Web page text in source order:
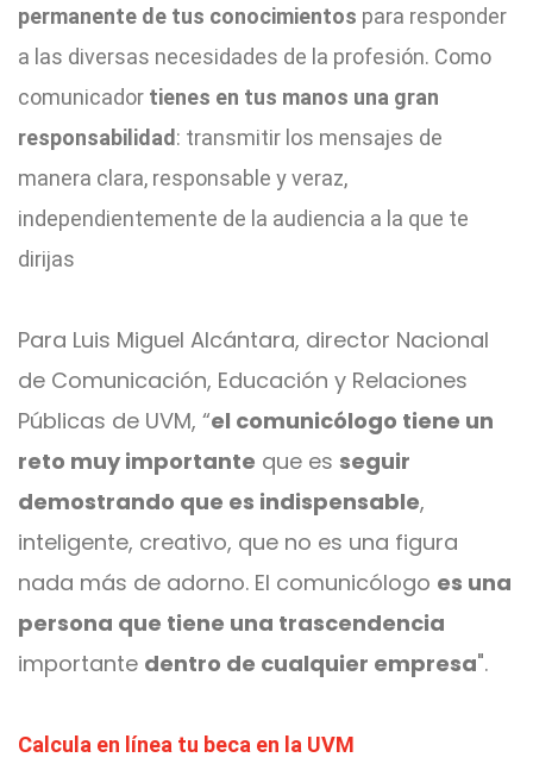
permanente de tus conocimientos para responder
a las diversas necesidades de la profesión. Como
comunicador tienes en tus manos una gran
responsabilidad : transmitir los mensajes de
manera clara, responsable y veraz,
independientemente de la audiencia a la que te
dirijas
Para Luis Miguel Alcántara, director Nacional
de Comunicación, Educación y Relaciones
Públicas de UVM, “el comunicólogo tiene un
reto muy importante que es seguir
demostrando que es indispensable,
inteligente, creativo, que no es una figura
nada más de adorno. El comunicólogo es una
persona que tiene una trascendencia
importante dentro de cualquier empresa".
Calcula en línea tu beca en la UVM